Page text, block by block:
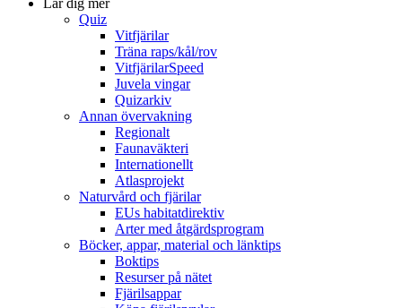
Quiz
Vitfjärilar
Träna raps/kål/rov
VitfjärilarSpeed
Juvela vingar
Quizarkiv
Annan övervakning
Regionalt
Faunaväkteri
Internationellt
Atlasprojekt
Naturvård och fjärilar
EUs habitatdirektiv
Arter med åtgärdsprogram
Böcker, appar, material och länktips
Boktips
Resurser på nätet
Fjärilsappar